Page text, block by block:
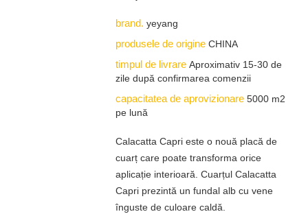
brand. yeyang
produsele de origine CHINA
timpul de livrare Aproximativ 15-30 de
zile după confirmarea comenzii
capacitatea de aprovizionare 5000 m2
pe lună
Calacatta Capri este o nouă placă de
cuarț care poate transforma orice
aplicație interioară. Cuarțul Calacatta
Capri prezintă un fundal alb cu vene
înguste de culoare caldă.